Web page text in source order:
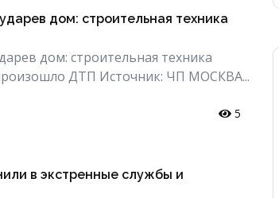
дом: строительная техника
дом: строительная техника
ДТП Источник: ЧП МОСКВА...
5
в экстренные службы и